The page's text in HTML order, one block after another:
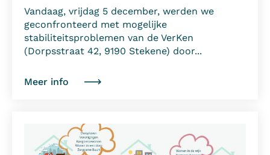
Vandaag, vrijdag 5 december, werden we
geconfronteerd met mogelijke
stabiliteitsproblemen van de VerKen
(Dorpsstraat 42, 9190 Stekene) door...
Meer info